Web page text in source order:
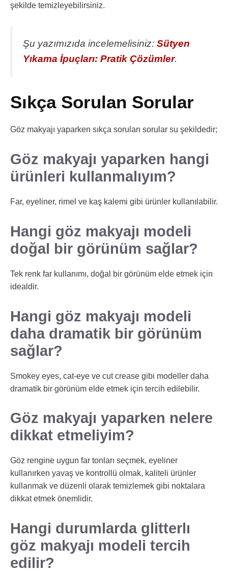
şekilde temizleyebilirsiniz.
Şu yazımızıda incelemelisiniz: Sütyen
Yıkama İpuçları: Pratik Çözümler.
Sıkça Sorulan Sorular
Göz makyajı yaparken sıkça sorulan sorular su şekildedir;
Göz makyajı yaparken hangi
ürünleri kullanmalıyım?
Far, eyeliner, rimel ve kaş kalemi gibi ürünler kullanılabilir.
Hangi göz makyajı modeli
doğal bir görünüm sağlar?
Tek renk far kullanımı, doğal bir görünüm elde etmek için
idealdir.
Hangi göz makyajı modeli
daha dramatik bir görünüm
sağlar?
Smokey eyes, cat-eye ve cut crease gibi modeller daha
dramatik bir görünüm elde etmek için tercih edilebilir.
Göz makyajı yaparken nelere
dikkat etmeliyim?
Göz rengine uygun far tonları seçmek, eyeliner
kullanırken yavaş ve kontrollü olmak, kaliteli ürünler
kullanmak ve düzenli olarak temizlemek gibi noktalara
dikkat etmek önemlidir.
Hangi durumlarda glitterlı
göz makyajı modeli tercih
edilir?